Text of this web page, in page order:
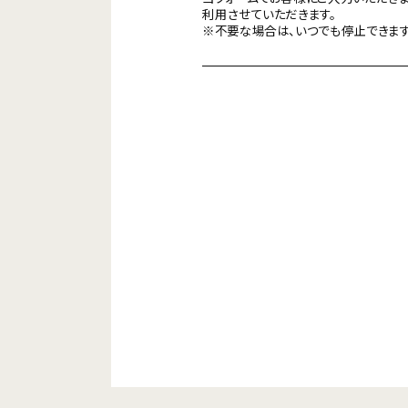
利用させていただきます。
※不要な場合は、いつでも停止できます